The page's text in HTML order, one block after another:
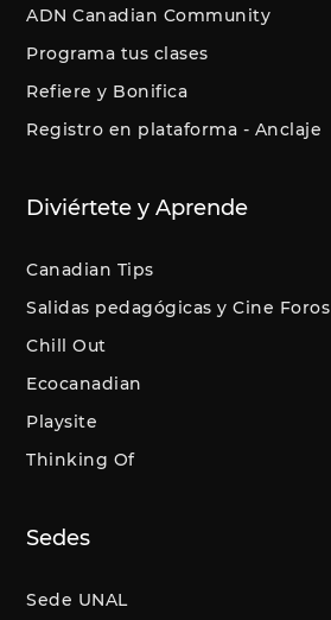
ADN Canadian Community
Programa tus clases
Refiere y Bonifica
Registro en plataforma - Anclaje
Diviértete y Aprende
Canadian Tips
Salidas pedagógicas y Cine Foros
Chill Out
Ecocanadian
Playsite
Thinking Of
Sedes
Sede UNAL